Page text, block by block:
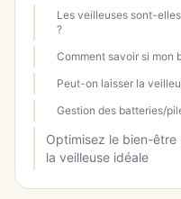
Les veilleuses sont-
?
Comment savoir si mon
Peut-on laisser la
Gestion des batteries/
Optimisez le bien-
la veilleuse idéale